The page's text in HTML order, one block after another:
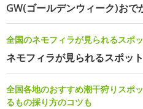
GW(ゴールデンウィーク)おで
全国のネモフィラが見られるスポ
ネモフィラが見られるスポット
全国各地のおすすめ潮干狩りスポ
るもの採り方のコツも